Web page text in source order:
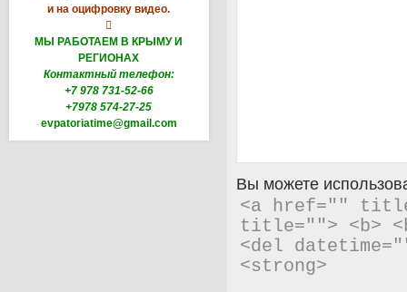
и на оцифровку видео.

МЫ РАБОТАЕМ В КРЫМУ И
РЕГИОНАХ
Контактный телефон:
+7 978 731-52-66
+7978 574-27-25
evpatoriatime@gmail.com
Вы можете
<a href=""
title=""> <b>
<del
<strong>